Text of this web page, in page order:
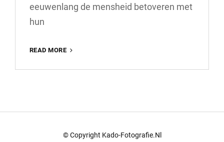
eeuwenlang de mensheid betoveren met
hun
READ MORE
LEER
PAARDENFOTOGRAFIE
© Copyright Kado-Fotografie.nl